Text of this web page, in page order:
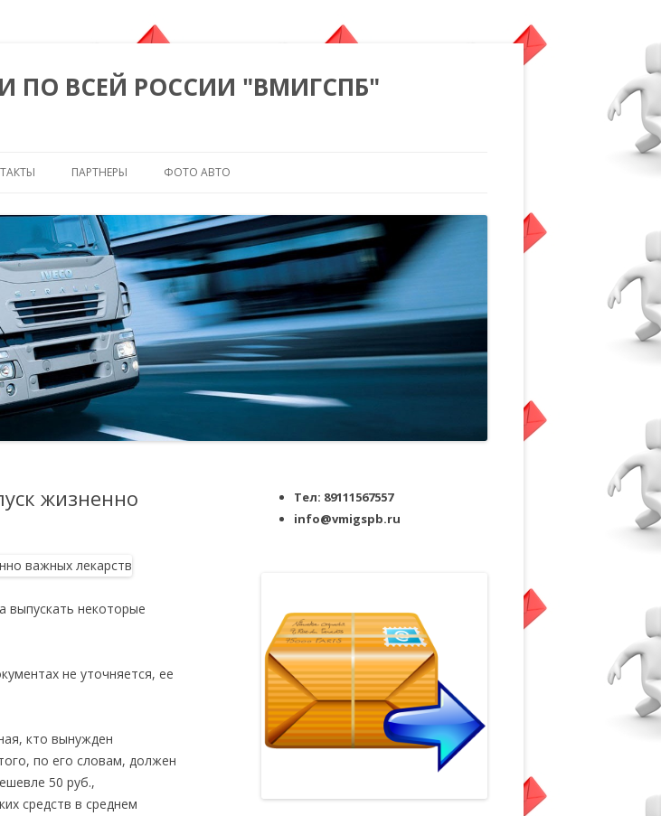
ПО ВСЕЙ РОССИИ "ВМИГСПБ"
ПАРТНЕРЫ ФОТО АВТО
жизненно
выпускать некоторые
не уточняется, ее
кто вынужден
по его словам, должен
50 руб.,
средств в среднем
Тел: 89111567557
info@vmigspb.ru